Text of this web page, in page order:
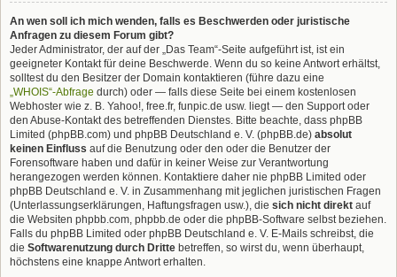
An wen soll ich mich wenden, falls es Beschwerden oder juristische
Anfragen zu diesem Forum gibt?
Jeder Administrator, der auf der „Das Team“-Seite aufgeführt ist, ist ein
geeigneter Kontakt für deine Beschwerde. Wenn du so keine Antwort erhältst,
solltest du den Besitzer der Domain kontaktieren (führe dazu eine
„WHOIS“-Abfrage durch) oder — falls diese Seite bei einem kostenlosen
Webhoster wie z. B. Yahoo!, free.fr, funpic.de usw. liegt — den Support oder
den Abuse-Kontakt des betreffenden Dienstes. Bitte beachte, dass phpBB
Limited (phpBB.com) und phpBB Deutschland e. V. (phpBB.de) absolut
keinen Einfluss auf die Benutzung oder den oder die Benutzer der
Forensoftware haben und dafür in keiner Weise zur Verantwortung
herangezogen werden können. Kontaktiere daher nie phpBB Limited oder
phpBB Deutschland e. V. in Zusammenhang mit jeglichen juristischen Fragen
(Unterlassungserklärungen, Haftungsfragen usw.), die sich nicht direkt auf
die Websiten phpbb.com, phpbb.de oder die phpBB-Software selbst beziehen.
Falls du phpBB Limited oder phpBB Deutschland e. V. E-Mails schreibst, die
die Softwarenutzung durch Dritte betreffen, so wirst du, wenn überhaupt,
höchstens eine knappe Antwort erhalten.